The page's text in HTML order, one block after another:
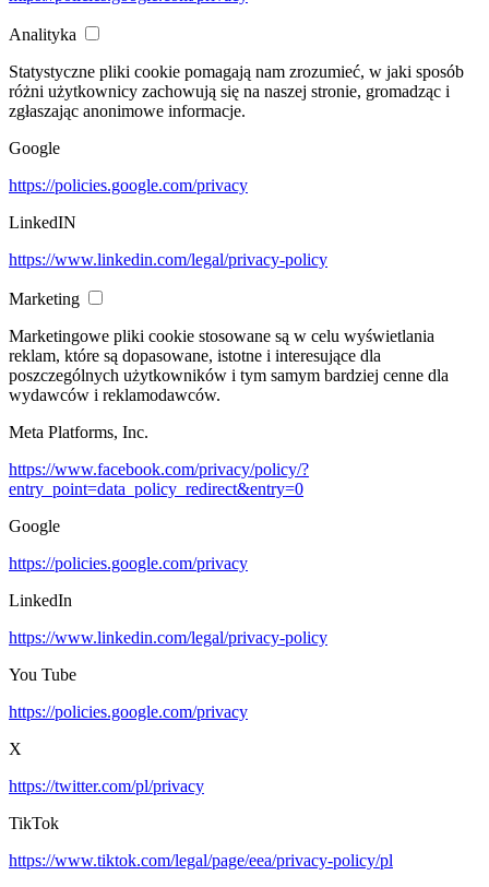
Analityka
Statystyczne pliki cookie pomagają nam zrozumieć, w jaki sposób
różni użytkownicy zachowują się na naszej stronie, gromadząc i
zgłaszając anonimowe informacje.
Google
https://policies.google.com/privacy
LinkedIN
https://www.linkedin.com/legal/privacy-policy
Marketing
Marketingowe pliki cookie stosowane są w celu wyświetlania
reklam, które są dopasowane, istotne i interesujące dla
poszczególnych użytkowników i tym samym bardziej cenne dla
wydawców i reklamodawców.
Meta Platforms, Inc.
https://www.facebook.com/privacy/policy/?
entry_point=data_policy_redirect&entry=0
Google
https://policies.google.com/privacy
LinkedIn
https://www.linkedin.com/legal/privacy-policy
You Tube
https://policies.google.com/privacy
X
https://twitter.com/pl/privacy
TikTok
https://www.tiktok.com/legal/page/eea/privacy-policy/pl